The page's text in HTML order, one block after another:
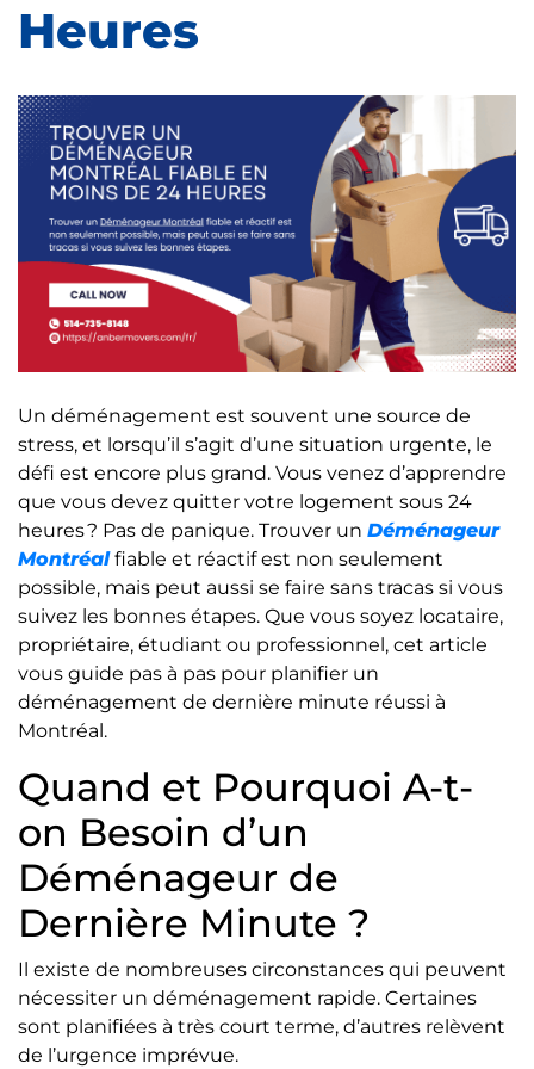
Heures
Un déménagement est souvent une source de
stress, et lorsqu’il s’agit d’une situation urgente, le
défi est encore plus grand. Vous venez d’apprendre
que vous devez quitter votre logement sous 24
heures ? Pas de panique. Trouver un Déménageur
Montréalfiable et réactif est non seulement
possible, mais peut aussi se faire sans tracas si vous
suivez les bonnes étapes. Que vous soyez locataire,
propriétaire, étudiant ou professionnel, cet article
vous guide pas à pas pour planifier un
déménagement de dernière minute réussi à
Montréal.
Quand et Pourquoi A-t-
on Besoin d’un
Déménageur de
Dernière Minute ?
Il existe de nombreuses circonstances qui peuvent
nécessiter un déménagement rapide. Certaines
sont planifiées à très court terme, d’autres relèvent
de l’urgence imprévue.